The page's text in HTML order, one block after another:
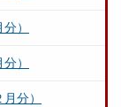
）
）
分）